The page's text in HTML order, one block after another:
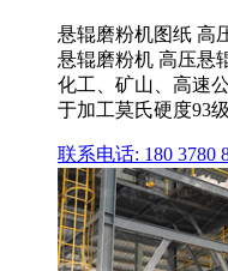
悬辊磨粉机图纸 高
悬辊磨粉机 高压悬
化工、矿山、高速
于加工莫氏硬度93
联系电话: 180 3780